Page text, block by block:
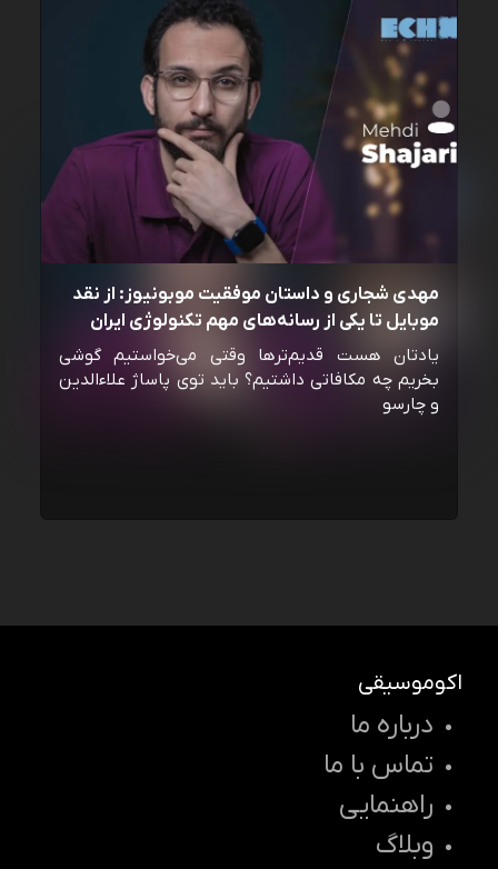
مهدی شجاری و داستان موفقیت موبونیوز: از نقد
موبایل تا یکی از رسانه‌‌های مهم تکنولوژی ایران
یادتان هست قدیم‌ترها وقتی می‌خواستیم گوشی
بخریم چه مکافاتی داشتیم؟ باید توی پاساژ علاءالدین
و چارسو
اکوموسیقی
درباره ما
تماس با ما
راهنمایی
وبلاگ